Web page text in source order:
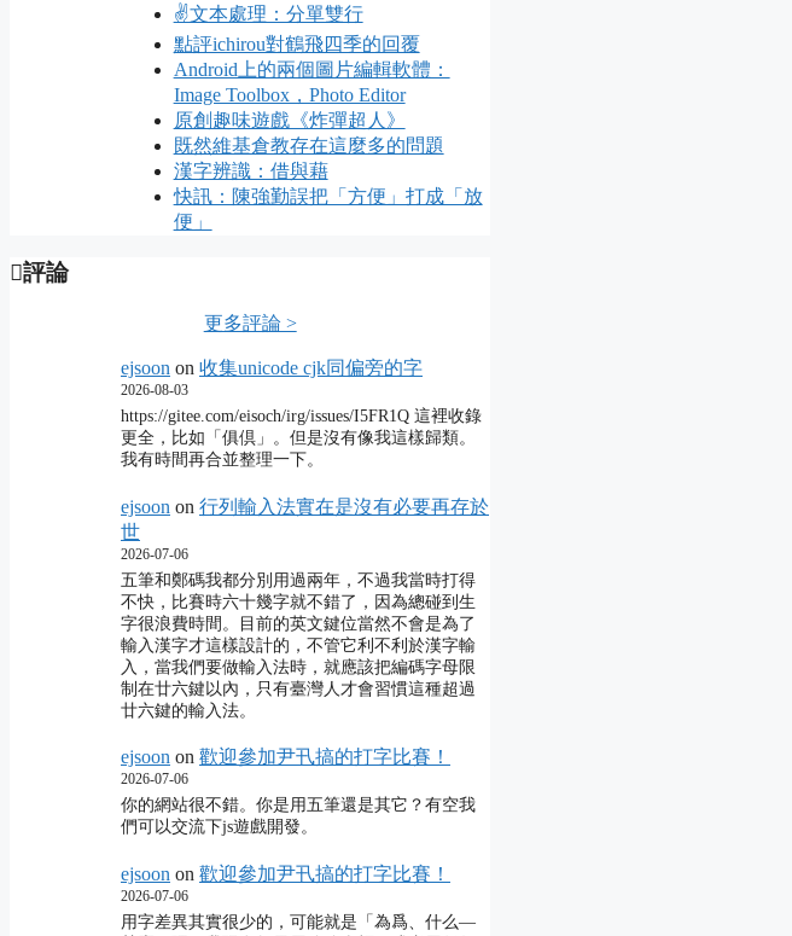
✌️文本處理：分單雙行
點評ichirou對鶴飛四季的回覆
Android上的兩個圖片編輯軟體：
Image Toolbox，Photo Editor
原創趣味遊戲《炸彈超人》
既然維基倉教存在這麼多的問題
漢字辨識：借與藉
快訊：陳強勤誤把「方便」打成「放
便」
評論
更多評論 >
ejsoon on 收集unicode cjk同偏旁的字
2026-08-03
https://gitee.com/eisoch/irg/issues/I5FR1Q 這裡收錄
更全，比如「俱倶」。但是沒有像我這樣歸類。
我有時間再合並整理一下。
ejsoon on 行列輸入法實在是沒有必要再存於
世
2026-07-06
五筆和鄭碼我都分別用過兩年，不過我當時打得
不快，比賽時六十幾字就不錯了，因為總碰到生
字很浪費時間。目前的英文鍵位當然不會是為了
輸入漢字才這樣設計的，不管它利不利於漢字輸
入，當我們要做輸入法時，就應該把編碼字母限
制在廿六鍵以內，只有臺灣人才會習慣這種超過
廿六鍵的輸入法。
ejsoon on 歡迎參加尹卂搞的打字比賽！
2026-07-06
你的網站很不錯。你是用五筆還是其它？有空我
們可以交流下js遊戲開發。
ejsoon on 歡迎參加尹卂搞的打字比賽！
2026-07-06
用字差異其實很少的，可能就是「為爲、什么―